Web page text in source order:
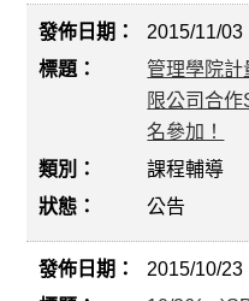
2015/11/03
管理學院計
限公司合
名參加！
課程輔導
公告
2015/10/23